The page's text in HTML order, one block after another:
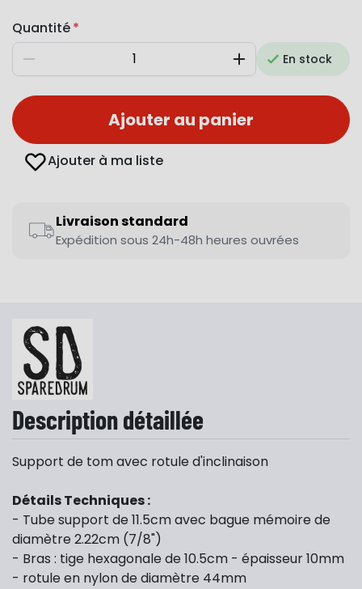
Quantité
Diminuer AugmenterEn stock
Ajouter au panier
Ajouter à ma liste
Livraison standard
Expédition sous 24h-48h heures ouvrées
Description détaillée
Support de tom avec rotule d'inclinaison
Détails Techniques :
- Tube support de 11.5cm avec bague mémoire de
diamètre 2.22cm (7/8")
- Bras : tige hexagonale de 10.5cm - épaisseur 10mm
- rotule en nylon de diamètre 44mm